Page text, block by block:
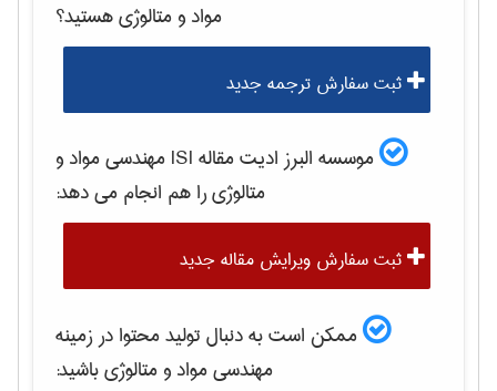
مواد و متالوژیهستید؟
ثبت سفارش ترجمه جدید
موسسه البرز ادیت مقاله ISI
مهندسی مواد و
متالوژیرا هم انجام می دهد:
ثبت سفارش ویرایش مقاله جدید
ممکن است به دنبال تولید محتوا در زمینه
مهندسی مواد و متالوژیباشید: